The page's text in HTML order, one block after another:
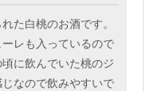
た白桃のお酒です。
レも入っているので
に飲んでいた桃のジ
なので飲みやすいで